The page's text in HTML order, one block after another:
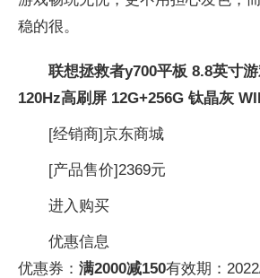
稳的很。
联想拯救者y700平板 8.8英寸
120Hz高刷屏 12G+256G 钛晶灰
[经销商]京东商城
[产品售价]2369元
进入购买
优惠信息
优惠券： 满2000减150有效期：